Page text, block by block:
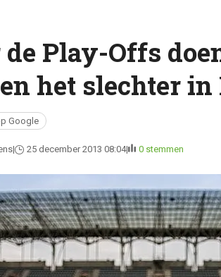
de Play-Offs
het slechter in
Google
25 december 2013 08:04 0 stemmen